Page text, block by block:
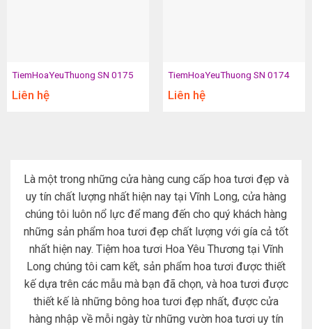
TiemHoaYeuThuong SN 0175
Liên hệ
TiemHoaYeuThuong SN 0174
Liên hệ
Là một trong những cửa hàng cung cấp hoa tươi đẹp và
uy tín chất lượng nhất hiện nay tại Vĩnh Long, cửa hàng
chúng tôi luôn nổ lực để mang đến cho quý khách hàng
những sản phẩm hoa tươi đẹp chất lượng với gía cả tốt
nhất hiện nay. Tiệm hoa tươi Hoa Yêu Thương tại Vĩnh
Long chúng tôi cam kết, sản phẩm hoa tươi được thiết
kế dựa trên các mẫu mà bạn đã chọn, và hoa tươi được
thiết kế là những bông hoa tươi đẹp nhất, được cửa
hàng nhập về mỗi ngày từ những vườn hoa tươi uy tín